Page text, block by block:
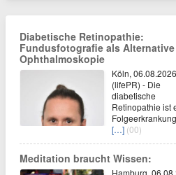
Diabetische Retinopathie:
Fundusfotografie als
Ophthalmoskopie
Köln, 06.08.2026
(lifePR) - Die
diabetische
Retinopathie ist
[…] (00)
Meditation braucht Wissen:
Hamburg,